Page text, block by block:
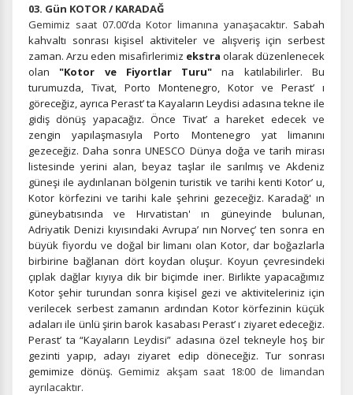
03. Gün KOTOR / KARADAĞ
Gemimiz saat 07.00’da Kotor limanına yanaşacaktır. Sabah
kahvaltı sonrası kişisel aktiviteler ve alışveriş için serbest
zaman. Arzu eden misafirlerimiz ekstra olarak düzenlenecek
olan"Kotor ve Fiyortlar Turu" na katılabilirler. Bu
turumuzda, Tivat, Porto Montenegro, Kotor ve Perast’ ı
göreceğiz, ayrıca Perast’ ta Kayaların Leydisi adasına tekne ile
gidiş dönüş yapacağız. Önce Tivat’ a hareket edecek ve
zengin yapılaşmasıyla Porto Montenegro yat limanını
gezeceğiz. Daha sonra UNESCO Dünya doğa ve tarih mirası
listesinde yerini alan, beyaz taşlar ile sarılmış ve Akdeniz
güneşi ile aydınlanan bölgenin turistik ve tarihi kenti Kotor’ u,
Kotor körfezini ve tarihi kale şehrini gezeceğiz. Karadağ' ın
güneybatısında ve Hırvatistan' ın güneyinde bulunan,
Adriyatik Denizi kıyısındaki Avrupa’ nın Norveç’ ten sonra en
büyük fiyordu ve doğal bir limanı olan Kotor, dar boğazlarla
birbirine bağlanan dört koydan oluşur. Koyun çevresindeki
çıplak dağlar kıyıya dik bir biçimde iner. Birlikte yapacağımız
Kotor şehir turundan sonra kişisel gezi ve aktiviteleriniz için
verilecek serbest zamanın ardından Kotor körfezinin küçük
adaları ile ünlü şirin barok kasabası Perast’ ı ziyaret edeceğiz.
Perast’ ta “Kayaların Leydisi” adasına özel tekneyle hoş bir
gezinti yapıp, adayı ziyaret edip döneceğiz. Tur sonrası
gemimize dönüş.Gemimiz akşam saat 18:00 de limandan
ayrılacaktır.